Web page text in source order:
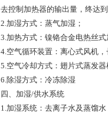
去控制加热器的输出量，终达到
2.加湿方式：蒸气加湿；
3.加热方式：镍铬合金电热丝
4.空气循环装置：离心式风机，
5.空气冷却方式：翅片式蒸发器
6.除湿方式：冷冻除湿
四、加湿/供水系统
1.加湿系统：去离子水及蒸馏水